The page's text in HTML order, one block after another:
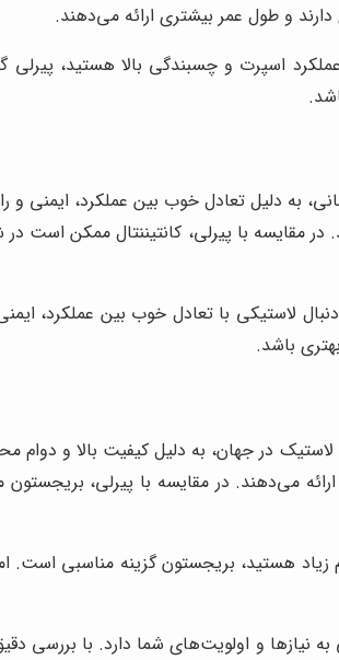
و طول عمر بیشتری ارائه می‌دهند.
عملکرد اسپرت و چسبندگی بالا هستید،
به دلیل تعادل خوب بین عملکرد،
مقایسه با پیرلی، کانتیننتال ممکن
لاستیکی با تعادل خوب بین عملکرد،
باشد.
لاستیک در جهان، به دلیل کیفیت بالا
می‌دهند. در مقایسه با پیرلی،
زیاد هستید، بریجستون گزینه مناسبی
نیازها و اولویت‌های شما دارد. با بررسی